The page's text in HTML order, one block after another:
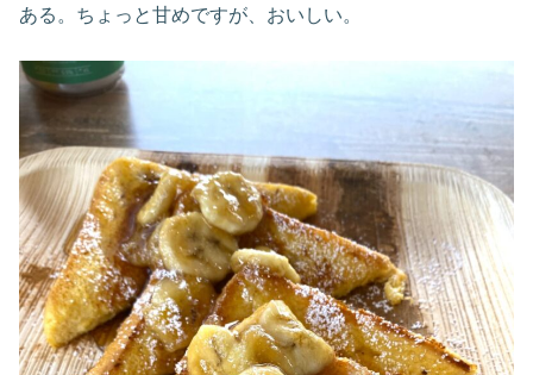
ある。ちょっと甘めですが、おいしい。